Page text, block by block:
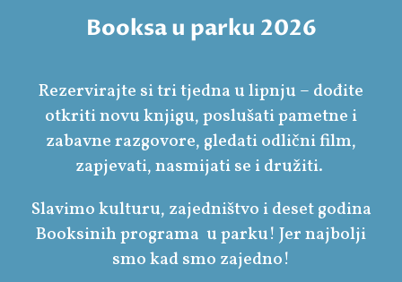
Booksa u parku 2026
Rezervirajte si tri tjedna u lipnju – dođite
otkriti novu knjigu, poslušati pametne i
zabavne razgovore, gledati odlični film,
zapjevati, nasmijati se i družiti.
Slavimo kulturu, zajedništvo i deset godina
Booksinih programa u parku! Jer najbolji
smo kad smo zajedno!